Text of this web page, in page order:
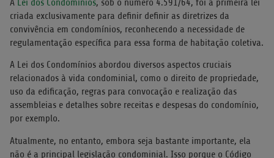
A Lei dos Condomínios, sob o número 4.591/64, foi a primeira lei
criada exclusivamente para definir definir as diretrizes da
convivência em condomínios, reconhecendo a necessidade de
regulamentação específica para essa forma de habitação coletiva.
A Lei dos Condomínios abordou diversos aspectos cruciais
relacionados à vida condominial, como o direito de propriedade,
uso da edificação, regras para convocação e realização das
assembleias e detalhes sobre receitas e despesas do condomínio,
por exemplo.
Atualmente, no entanto, embora seja bastante importante, ela
não é a principal legislação condominial. Isso porque o Código